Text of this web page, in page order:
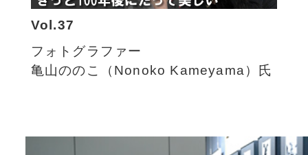
Vol.37
フォトグラファー
亀山ののこ（Nonoko Kameyama）氏